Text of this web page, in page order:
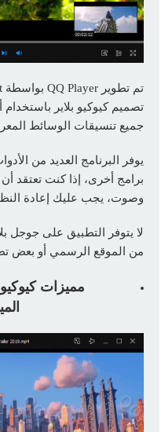
تصميم كيوكيو بلاير
جميع تنسيقات الوسائط
يوفر البرنامج العديد من
وصوت، يجب عليك إعادة
لا يتوفر التطبيق على جوجل
من الموقع الرسمي أو بعض
مميزات